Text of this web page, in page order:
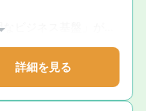
ビジネス基盤」が母
の変化に寄り添う手
活動をしなくていい
詳細を見る